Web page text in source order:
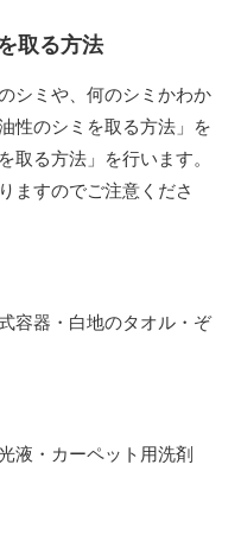
取る方法
シミや、何のシミかわか
性のシミを取る方法」を
取る方法」を行います。
ますのでご注意くださ
容器・白地のタオル・ぞ
液・カーペット用洗剤